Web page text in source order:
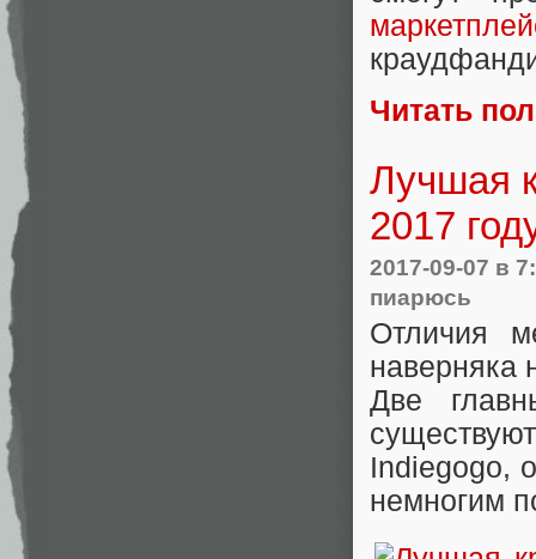
Читать
Лучшая
2017
2017-09-07 в
пиарюсь
Отличия
наверняка
Две
Indiegogo,
немногим